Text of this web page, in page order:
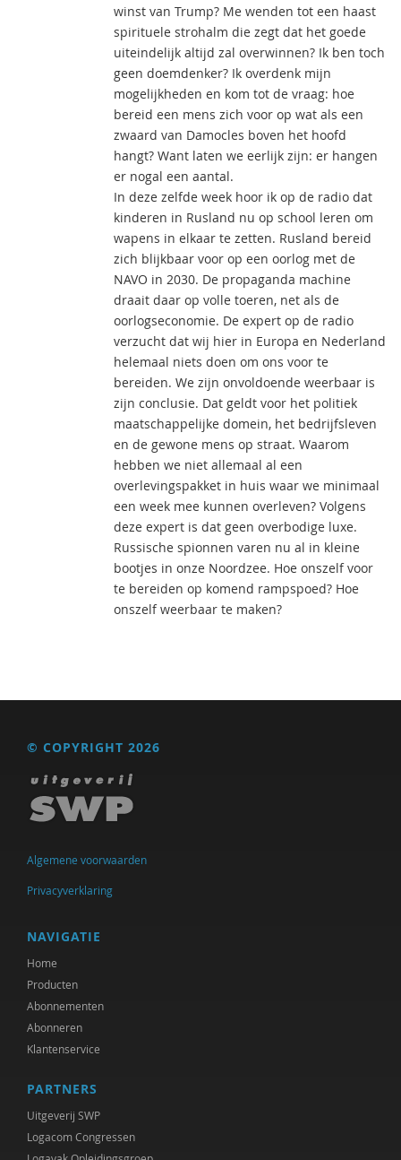
winst van Trump? Me wenden tot een haast
spirituele strohalm die zegt dat het goede
uiteindelijk altijd zal overwinnen? Ik ben toch
geen doemdenker? Ik overdenk mijn
mogelijkheden en kom tot de vraag: hoe
bereid een mens zich voor op wat als een
zwaard van Damocles boven het hoofd
hangt? Want laten we eerlijk zijn: er hangen
er nogal een aantal.
In deze zelfde week hoor ik op de radio dat
kinderen in Rusland nu op school leren om
wapens in elkaar te zetten. Rusland bereid
zich blijkbaar voor op een oorlog met de
NAVO in 2030. De propaganda machine
draait daar op volle toeren, net als de
oorlogseconomie. De expert op de radio
verzucht dat wij hier in Europa en Nederland
helemaal niets doen om ons voor te
bereiden. We zijn onvoldoende weerbaar is
zijn conclusie. Dat geldt voor het politiek
maatschappelijke domein, het bedrijfsleven
en de gewone mens op straat. Waarom
hebben we niet allemaal al een
overlevingspakket in huis waar we minimaal
een week mee kunnen overleven? Volgens
deze expert is dat geen overbodige luxe.
Russische spionnen varen nu al in kleine
bootjes in onze Noordzee. Hoe onszelf voor
te bereiden op komend rampspoed? Hoe
onszelf weerbaar te maken?
© COPYRIGHT 2026
Algemene voorwaarden
Privacyverklaring
NAVIGATIE
Home
Producten
Abonnementen
Abonneren
Klantenservice
PARTNERS
Uitgeverij SWP
Logacom Congressen